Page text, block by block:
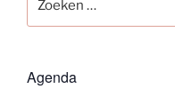
naar:
Agenda